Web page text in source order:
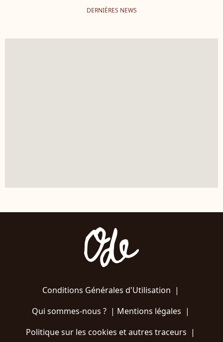
DERNIÈRES NEWS
Conditions Générales d'Utilisation |
Qui sommes-nous ?| Mentions légales |
Politique sur les cookies et autres traceurs |